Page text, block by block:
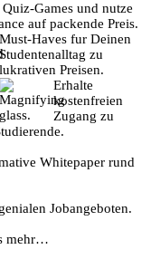
Games und nutze
auf packende Preis.
Must-Haves fur Deinen
Studentenalltag zu
lukrativen Preisen.
Erhalte
kostenfreien
Zugang zu
Whitepaper rund
Jobangeboten.
mehr…